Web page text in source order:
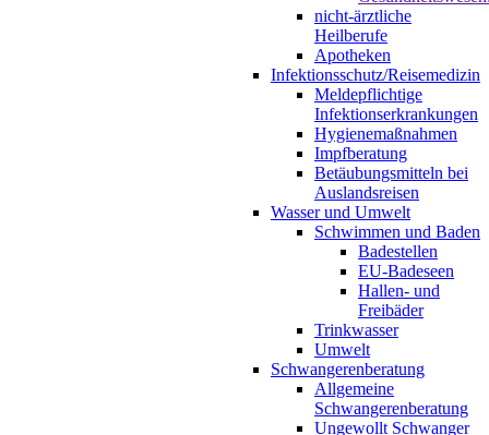
nicht-ärztliche
Heilberufe
Apotheken
Infektionsschutz/Reisemedizin
Meldepflichtige
Infektionserkrankungen
Hygienemaßnahmen
Impfberatung
Betäubungsmitteln bei
Auslandsreisen
Wasser und Umwelt
Schwimmen und Baden
Badestellen
EU-Badeseen
Hallen- und
Freibäder
Trinkwasser
Umwelt
Schwangerenberatung
Allgemeine
Schwangerenberatung
Ungewollt Schwanger